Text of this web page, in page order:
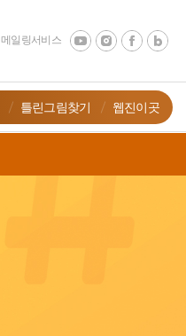
메일링서비스
틀린그림찾기 웹진이곳